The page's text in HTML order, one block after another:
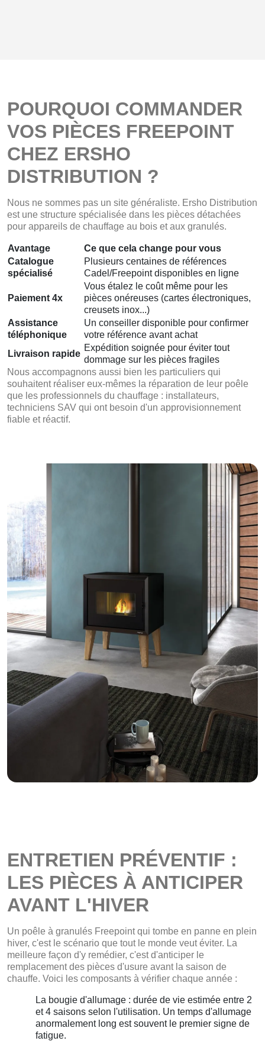
POURQUOI COMMANDER
VOS PIÈCES FREEPOINT
CHEZ ERSHO
DISTRIBUTION ?
Nous ne sommes pas un site généraliste. Ersho Distribution
est une structure spécialisée dans les pièces détachées
pour appareils de chauffage au bois et aux granulés.
Avantage
Ce que cela change pour vous
Catalogue
spécialisé
Plusieurs centaines de références
Cadel/Freepoint disponibles en ligne
Paiement 4x
Vous étalez le coût même pour les
pièces onéreuses (cartes électroniques,
creusets inox...)
Assistance
téléphonique
Un conseiller disponible pour confirmer
votre référence avant achat
Livraison rapide
Expédition soignée pour éviter tout
dommage sur les pièces fragiles
Nous accompagnons aussi bien les particuliers qui
souhaitent réaliser eux-mêmes la réparation de leur poêle
que les professionnels du chauffage : installateurs,
techniciens SAV qui ont besoin d'un approvisionnement
fiable et réactif.
ENTRETIEN PRÉVENTIF :
LES PIÈCES À ANTICIPER
AVANT L'HIVER
Un poêle à granulés Freepoint qui tombe en panne en plein
hiver, c'est le scénario que tout le monde veut éviter. La
meilleure façon d'y remédier, c'est d'anticiper le
remplacement des pièces d'usure avant la saison de
chauffe. Voici les composants à vérifier chaque année :
La bougie d'allumage : durée de vie estimée entre 2
et 4 saisons selon l'utilisation. Un temps d'allumage
anormalement long est souvent le premier signe de
fatigue.